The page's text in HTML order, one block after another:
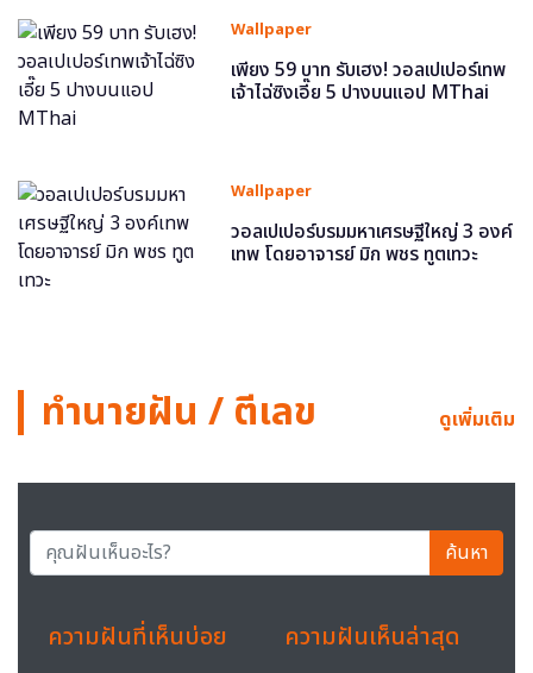
Wallpaper
เพียง 59 บาท รับเฮง! วอลเปเปอร์เทพ
เจ้าไฉ่ซิงเอี๊ย 5 ปางบนแอป MThai
Wallpaper
วอลเปเปอร์บรมมหาเศรษฐีใหญ่ 3 องค์
เทพ โดยอาจารย์ มิก พชร ทูตเทวะ
ทำนายฝัน / ตีเลข ดูเพิ่มเติม
ค้นหา
ความฝันที่เห็นบ่อย ความฝันเห็นล่าสุด